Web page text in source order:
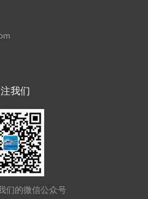
我们
们的微信公众号